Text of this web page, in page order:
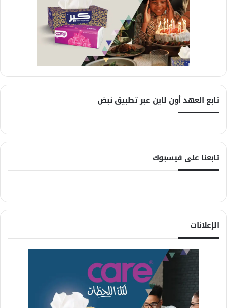
تابع العهد أون لاين عبر تطبيق نبض
تابعنا على فيسبوك
الإعلانات